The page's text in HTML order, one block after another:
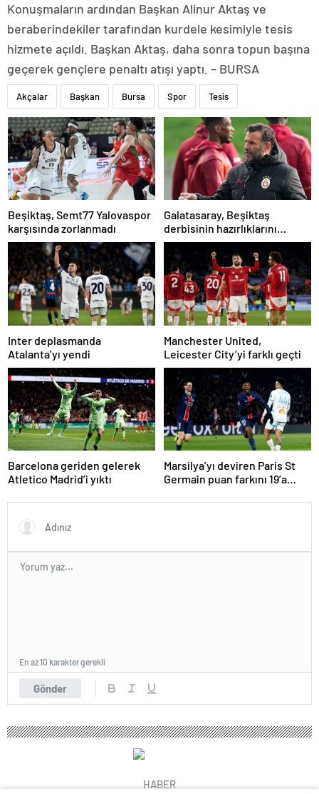
Konuşmaların ardından Başkan Alinur Aktaş ve
beraberindekiler tarafından kurdele kesimiyle tesis
hizmete açıldı. Başkan Aktaş, daha sonra topun başına
geçerek gençlere penaltı atışı yaptı. – BURSA
Akçalar Başkan Bursa Spor Tesis
Beşiktaş, Semt77 Yalovaspor
karşısında zorlanmadı
Galatasaray, Beşiktaş
derbisinin hazırlıklarını
tamamladı
Inter deplasmanda
Atalanta’yı yendi
Manchester United,
Leicester City’yi farklı geçti
Barcelona geriden gelerek
Atletico Madrid’i yıktı
Marsilya’yı deviren Paris St
Germain puan farkını 19’a
Gönder
En az 10 karakter gerekli
HABER